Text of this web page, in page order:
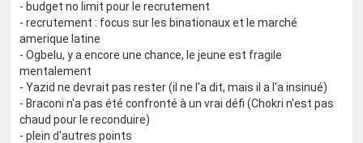
- budget no limit pour le recrutement
- recrutement : focus sur les binationaux et le marché
amerique latine
- Ogbelu, y a encore une chance, le jeune est fragile
mentalement
- Yazid ne devrait pas rester (il ne l'a dit, mais il a l'a insinué)
- Braconi n'a pas été confronté à un vrai défi (Chokri n'est pas
chaud pour le reconduire)
- plein d'autres points